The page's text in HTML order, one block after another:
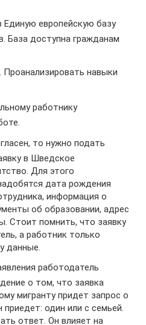
Единую европейскую базу
База доступна гражданам
Проанализировать навыки
работнику
то нужно подать
в Шведское
Для этого
дата рождения
информация о
об образовании, адрес
Стоит помнить, что заявку
а работник только
данные.
работодатель
о том, что заявка
мигранту придет запрос о
приедет: один или с семьей.
ответ. Он влияет на